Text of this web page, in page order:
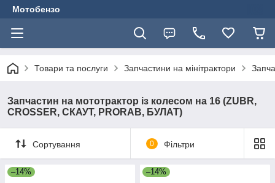
Мотобензо
Товари та послуги Запчастини на мінітрактори
Запчастин на мототрактор із колесом на 16 (ZUBR,
CROSSER, СКАУТ, PRORAB, БУЛАТ)
Сортування 0 Фільтри
–14% –14%